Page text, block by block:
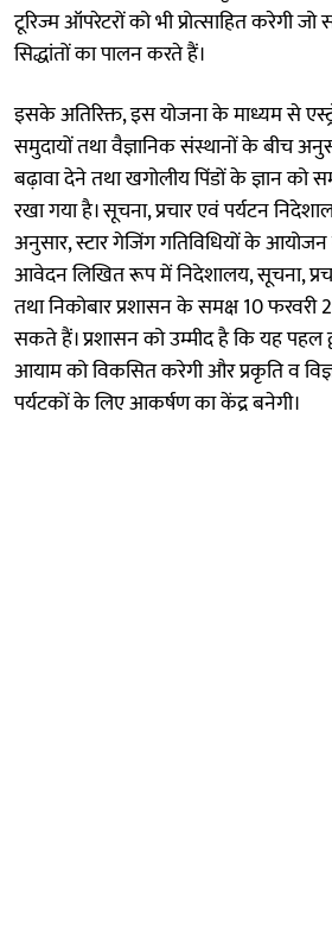
टूरिज्म ऑपरेटरों को भी प्रोत्साहित करेगी
सिद्धांतों का पालन करते हैं।
इसके अतिरिक्त, इस योजना के माध्यम से
समुदायों तथा वैज्ञानिक संस्थानों के बीच
बढ़ावा देने तथा खगोलीय पिंडों के ज्ञान को
रखा गया है। सूचना, प्रचार एवं पर्यटन
अनुसार, स्टार गेजिंग गतिविधियों के
आवेदन लिखित रूप में निदेशालय, सूचना,
तथा निकोबार प्रशासन के समक्ष 10
सकते हैं। प्रशासन को उम्मीद है कि यह पहल
आयाम को विकसित करेगी और प्रकृति व
पर्यटकों के लिए आकर्षण का केंद्र बनेगी।